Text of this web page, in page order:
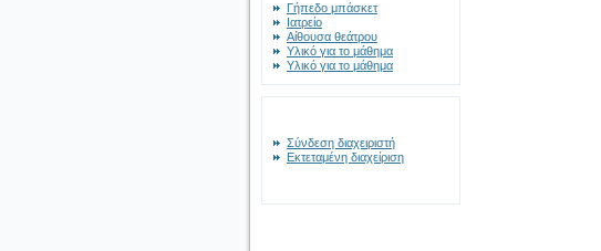
Γήπεδο μπάσκετ
Ιατρείο
Αίθουσα θεάτρου
Υλικό για το μάθημα
Υλικό για το μάθημα
Σύνδεση διαχειριστή
Εκτεταμένη διαχείριση